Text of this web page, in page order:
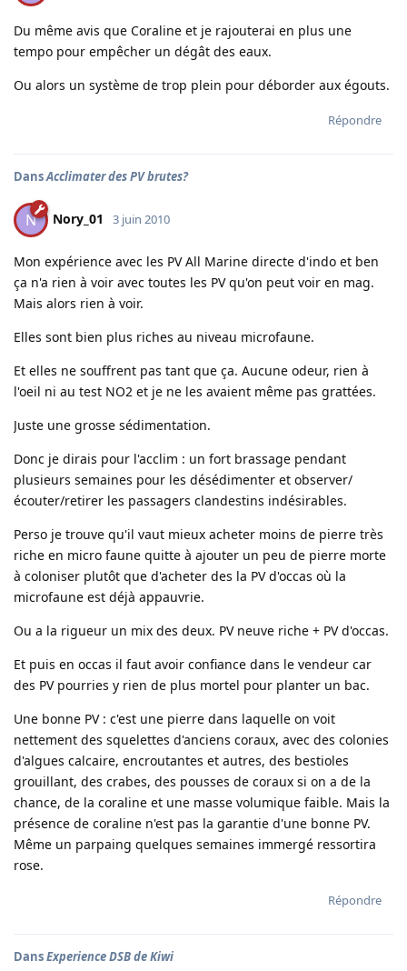
Du même avis que Coraline et je rajouterai en plus une
tempo pour empêcher un dégât des eaux.
Ou alors un système de trop plein pour déborder aux égouts.
Répondre
DansAcclimater des PV brutes?
N Nory_01 3 juin 2010
Mon expérience avec les PV All Marine directe d'indo et ben
ça n'a rien à voir avec toutes les PV qu'on peut voir en mag.
Mais alors rien à voir.
Elles sont bien plus riches au niveau microfaune.
Et elles ne souffrent pas tant que ça. Aucune odeur, rien à
l'oeil ni au test NO2 et je ne les avaient même pas grattées.
Juste une grosse sédimentation.
Donc je dirais pour l'acclim : un fort brassage pendant
plusieurs semaines pour les désédimenter et observer/
écouter/retirer les passagers clandestins indésirables.
Perso je trouve qu'il vaut mieux acheter moins de pierre très
riche en micro faune quitte à ajouter un peu de pierre morte
à coloniser plutôt que d'acheter des la PV d'occas où la
microfaune est déjà appauvrie.
Ou a la rigueur un mix des deux. PV neuve riche + PV d'occas.
Et puis en occas il faut avoir confiance dans le vendeur car
des PV pourries y rien de plus mortel pour planter un bac.
Une bonne PV : c'est une pierre dans laquelle on voit
nettement des squelettes d'anciens coraux, avec des colonies
d'algues calcaire, encroutantes et autres, des bestioles
grouillant, des crabes, des pousses de coraux si on a de la
chance, de la coraline et une masse volumique faible. Mais la
présence de coraline n'est pas la garantie d'une bonne PV.
Même un parpaing quelques semaines immergé ressortira
rose.
Répondre
DansExperience DSB de Kiwi